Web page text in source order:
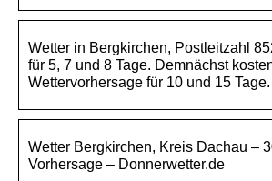
Wetter in Bergkirchen, Postleitzahl
für 5, 7 und 8 Tage. Demnächst
Wettervorhersage für 10 und 15 Tage.
Wetter Bergkirchen, Kreis Dachau –
Vorhersage – Donnerwetter.de